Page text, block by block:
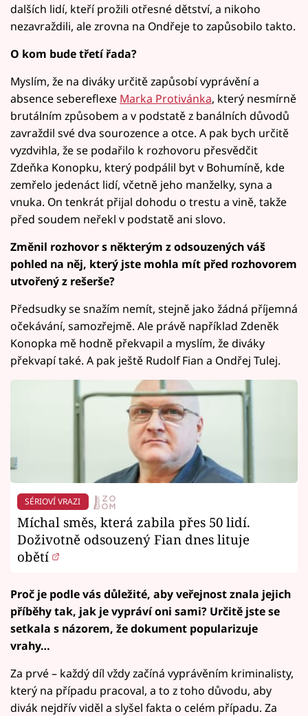
dalších lidí, kteří prožili otřesné dětství, a nikoho
nezavraždili, ale zrovna na Ondřeje to zapůsobilo takto.
O kom bude třetí řada?
Myslím, že na diváky určitě zapůsobí vyprávění a
absence sebereflexe Marka Protivánka, který nesmírně
brutálním způsobem a v podstatě z banálních důvodů
zavraždil své dva sourozence a otce. A pak bych určitě
vyzdvihla, že se podařilo k rozhovoru přesvědčit
Zdeňka Konopku, který podpálil byt v Bohumíně, kde
zemřelo jedenáct lidí, včetně jeho manželky, syna a
vnuka. On tenkrát přijal dohodu o trestu a vině, takže
před soudem neřekl v podstatě ani slovo.
Změnil rozhovor s některým z odsouzených váš
pohled na něj, který jste mohla mít před rozhovorem
utvořený z rešerše?
Předsudky se snažím nemít, stejně jako žádná příjemná
očekávání, samozřejmě. Ale právě například Zdeněk
Konopka mě hodně překvapil a myslím, že diváky
překvapí také. A pak ještě Rudolf Fian a Ondřej Tulej.
SÉRIOVÍ VRAZI
Míchal směs, která zabila přes 50 lidí.
Doživotně odsouzený Fian dnes lituje
obětí
Proč je podle vás důležité, aby veřejnost znala jejich
příběhy tak, jak je vypráví oni sami? Určitě jste se
setkala s názorem, že dokument popularizuje
vrahy…
Za prvé – každý díl vždy začíná vyprávěním kriminalisty,
který na případu pracoval, a to z toho důvodu, aby
divák nejdřív viděl a slyšel fakta o celém případu. Za